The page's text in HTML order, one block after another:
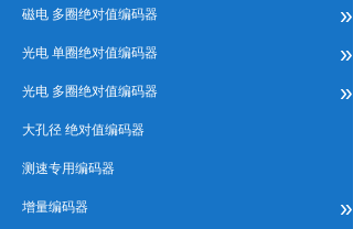
磁电 多圈绝对值编码器 »
光电 单圈绝对值编码器 »
光电 多圈绝对值编码器 »
大孔径 绝对值编码器
测速专用编码器
增量编码器 »